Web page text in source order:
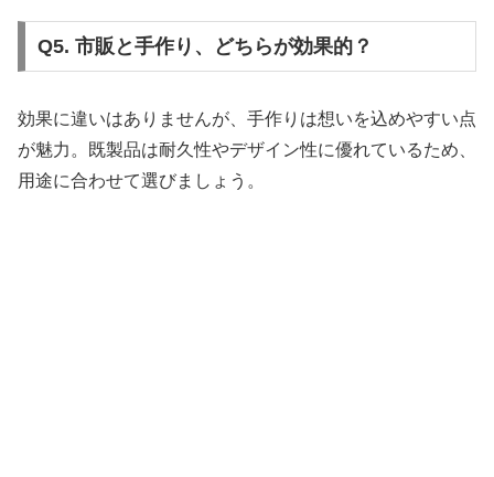
Q5. 市販と手作り、どちらが効果的？
効果に違いはありませんが、手作りは想いを込めやすい点
が魅力。既製品は耐久性やデザイン性に優れているため、
用途に合わせて選びましょう。